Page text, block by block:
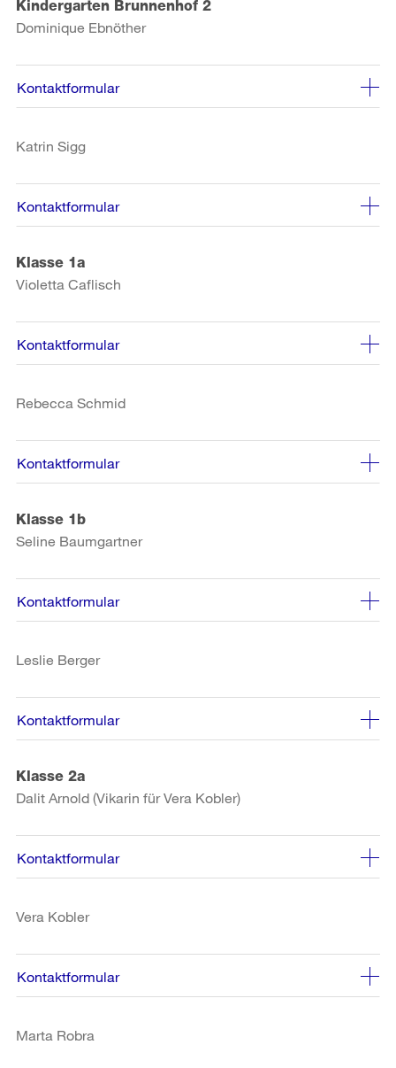
Kindergarten Brunnenhof 2
Dominique Ebnöther
Kontaktformular
Katrin Sigg
Kontaktformular
Klasse 1a
Violetta Caflisch
Kontaktformular
Rebecca Schmid
Kontaktformular
Klasse 1b
Seline Baumgartner
Kontaktformular
Leslie Berger
Kontaktformular
Klasse 2a
Dalit Arnold (Vikarin für Vera Kobler)
Kontaktformular
Vera Kobler
Kontaktformular
Marta Robra